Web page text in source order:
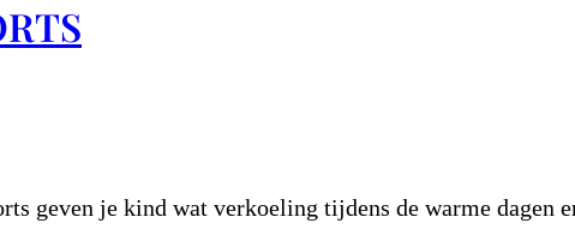
geven je kind wat verkoeling tijdens de warme dagen